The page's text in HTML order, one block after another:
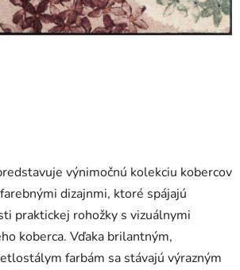
výnimočnú kolekciu kobercov
dizajnmi, ktoré spájajú
praktickej rohožky s vizuálnymi
koberca. Vďaka brilantným,
farbám sa stávajú výrazným